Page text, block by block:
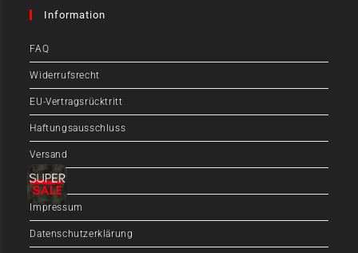
Information
FAQ
Widerrufsrecht
EU-Vertragsrücktritt
Haftungsausschluss
Versand
Zahlung
Impressum
Datenschutzerklärung